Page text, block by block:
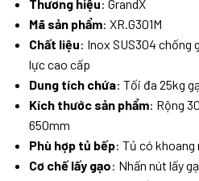
Thương hiệu: GrandX
Mã sản phẩm: XR.G301M
Chất liệu: Inox SUS304 chống
lực cao cấp
Dung tích chứa: Tối đa 25kg
Kích thước sản phẩm: Rộng
650mm
Phù hợp tủ bếp: Tủ có khoang
Cơ chế lấy gạo: Nhấn nút lấy